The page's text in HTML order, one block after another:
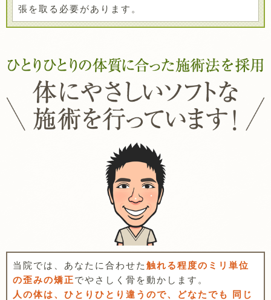
張を取る必要があります。
当院では、あなたに合わせた 触れる程度のミリ単位
の歪みの矯正でやさしく骨を動かします。
人の体は、ひとりひとり違うので、どなたでも 同じ